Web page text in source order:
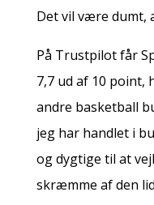
Det vil være dumt,
På Trustpilot får
7,7 ud af 10 point,
andre basketball
jeg har handlet i
og dygtige til at
skræmme af den